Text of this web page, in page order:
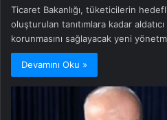
Ticaret Bakanlığı, tüketicilerin
oluşturulan tanıtımlara kadar
korunmasını sağlayacak yeni
Devamını Oku »